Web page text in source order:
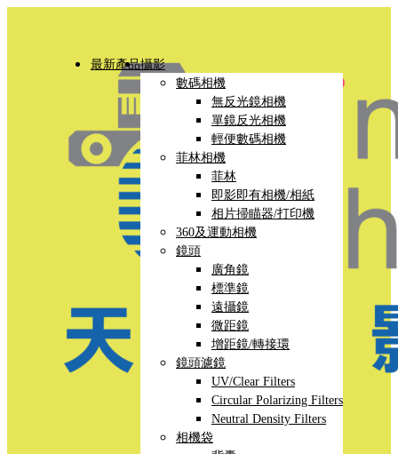
最新產品攝影
數碼相機
無反光鏡相機
單鏡反光相機
輕便數碼相機
菲林相機
菲林
即影即有相機/相紙
相片掃瞄器/打印機
360及運動相機
鏡頭
廣角鏡
標準鏡
遠攝鏡
微距鏡
增距鏡/轉接環
鏡頭濾鏡
UV/Clear Filters
Circular Polarizing Filters
Neutral Density Filters
相機袋